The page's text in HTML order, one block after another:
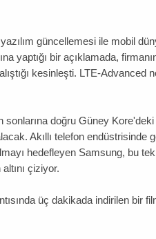
güncellemesi ile mobil
yaptığı bir açıklamada,
kesinleşti. LTE-Advanced
sonlarına doğru Güney
Akıllı telefon endüstrisinde
hedefleyen Samsung, bu
çiziyor.
üç dakikada indirilen bir